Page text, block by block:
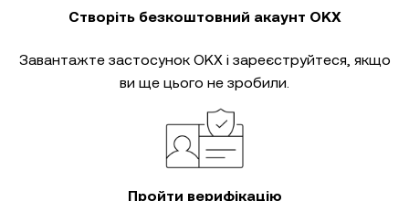
Створіть безкоштовний акаунт OKX
Завантажте застосунок OKX і зареєструйтеся, якщо
ви ще цього не зробили.
Пройти верифікацію